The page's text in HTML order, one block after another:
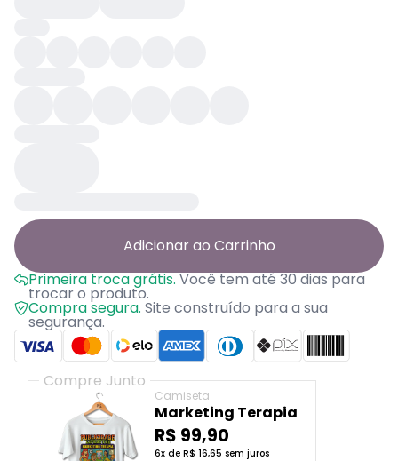
Adicionar ao Carrinho
Primeira troca grátis.Você tem até 30 dias para
trocar o produto.
Compra segura. Site construído para a sua
segurança.
Compre Junto
Camiseta
Marketing Terapia
R$ 99,90
6x de R$ 16,65 sem juros